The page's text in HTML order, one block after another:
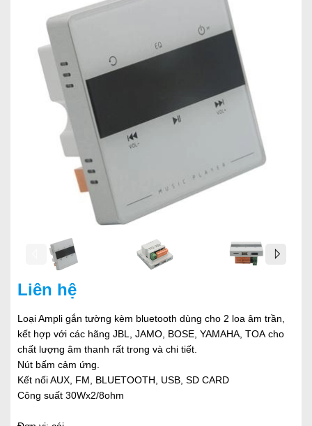
Liên hệ
Loại Ampli gắn tường kèm bluetooth dùng cho 2 loa âm trần,
kết hợp với các hãng JBL, JAMO, BOSE, YAMAHA, TOA cho
chất lượng âm thanh rất trong và chi tiết.
Nút bấm cảm ứng.
Kết nối AUX, FM, BLUETOOTH, USB, SD CARD
Công suất 30Wx2/8ohm